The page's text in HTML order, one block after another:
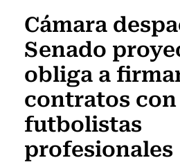
Cámara
Senado
obliga a
contratos con
futbolistas
profesionales